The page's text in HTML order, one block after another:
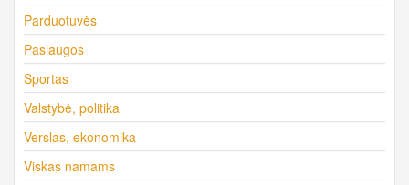
Parduotuvės
Paslaugos
Sportas
Valstybė, politika
Verslas, ekonomika
Viskas namams